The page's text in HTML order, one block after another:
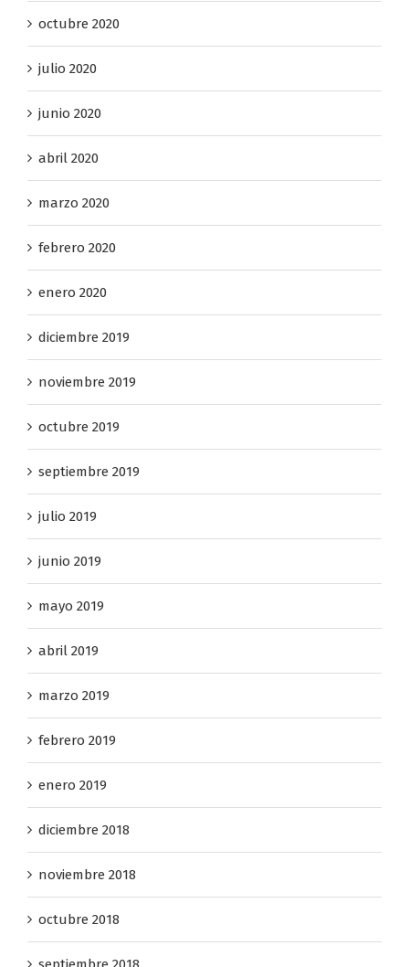
noviembre 2020
octubre 2020
julio 2020
junio 2020
abril 2020
marzo 2020
febrero 2020
enero 2020
diciembre 2019
noviembre 2019
octubre 2019
septiembre 2019
julio 2019
junio 2019
mayo 2019
abril 2019
marzo 2019
febrero 2019
enero 2019
diciembre 2018
noviembre 2018
octubre 2018